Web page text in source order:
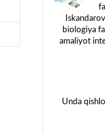
biologiya
amaliyot
Unda